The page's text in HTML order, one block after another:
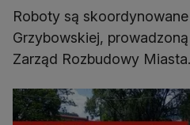
Roboty są
Grzybowskiej,
Zarząd Rozbudowy Miasta.